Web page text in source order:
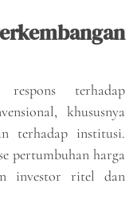
terhadap
khususnya
terhadap institusi.
pertumbuhan harga
investor ritel dan